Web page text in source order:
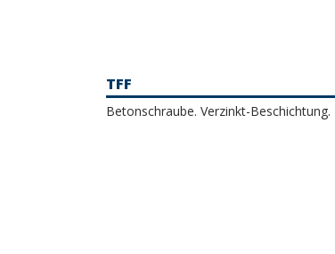
TFF
Betonschraube. Verzinkt-